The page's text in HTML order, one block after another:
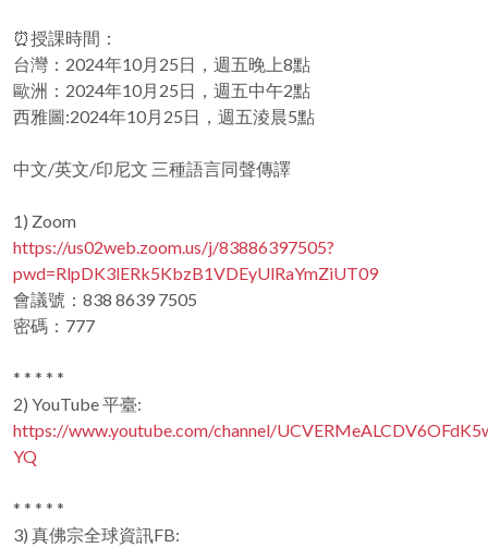
⏰授課時間：
台灣：2024年10月25日，週五晚上8點
歐洲：2024年10月25日，週五中午2點
西雅圖:2024年10月25日，週五淩晨5點
中文/英文/印尼文 三種語言同聲傳譯
1) Zoom
https://us02web.zoom.us/j/83886397505?
pwd=RlpDK3lERk5KbzB1VDEyUlRaYmZiUT09
會議號：838 8639 7505
密碼：777
* * * * *
2) YouTube 平臺:
https://www.youtube.com/channel/
YQ
* * * * *
3) 真佛宗全球資訊FB: